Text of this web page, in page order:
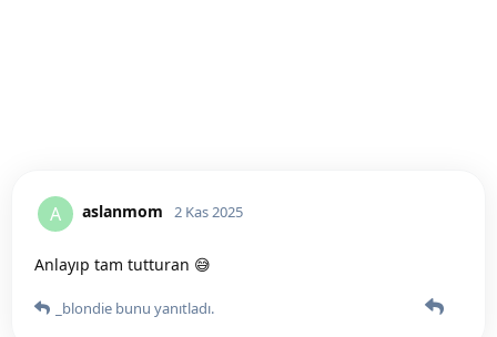
A aslanmom 2 Kas 2025
Anlayıp tam tutturan 😅
_blondie bunu yanıtladı.